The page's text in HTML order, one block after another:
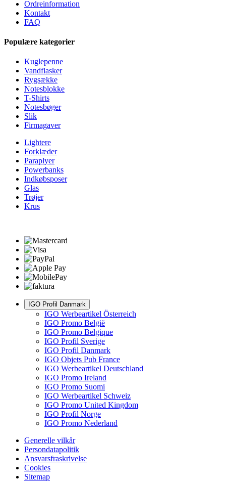
Ordreinformation
Kontakt
FAQ
Populære kategorier
Kuglepenne
Vandflasker
Rygsække
Notesblokke
T-Shirts
Notesbøger
Slik
Firmagaver
Lightere
Forklæder
Paraplyer
Powerbanks
Indkøbsposer
Glas
Trøjer
Krus
IGO Profil Danmark
IGO Werbeartikel Österreich
IGO Promo België
IGO Promo Belgique
IGO Profil Sverige
IGO Profil Danmark
IGO Objets Pub France
IGO Werbeartikel Deutschland
IGO Promo Ireland
IGO Promo Suomi
IGO Werbeartikel Schweiz
IGO Promo United Kingdom
IGO Profil Norge
IGO Promo Nederland
Generelle vilkår
Persondatapolitik
Ansvarsfraskrivelse
Cookies
Sitemap